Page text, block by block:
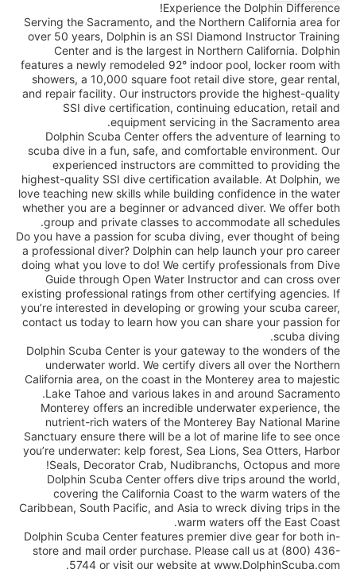
Experience the Dolphin Difference!
Serving the Sacramento, and the Northern California area for
over 50 years, Dolphin is an SSI Diamond Instructor Training
Center and is the largest in Northern California. Dolphin
features a newly remodeled 92° indoor pool, locker room with
showers, a 10,000 square foot retail dive store, gear rental,
and repair facility. Our instructors provide the highest-quality
SSI dive certification, continuing education, retail and
equipment servicing in the Sacramento area.
Dolphin Scuba Center offers the adventure of learning to
scuba dive in a fun, safe, and comfortable environment. Our
experienced instructors are committed to providing the
highest-quality SSI dive certification available. At Dolphin, we
love teaching new skills while building confidence in the water
whether you are a beginner or advanced diver. We offer both
group and private classes to accommodate all schedules.
Do you have a passion for scuba diving, ever thought of being
a professional diver? Dolphin can help launch your pro career
doing what you love to do! We certify professionals from Dive
Guide through Open Water Instructor and can cross over
existing professional ratings from other certifying agencies. If
you’re interested in developing or growing your scuba career,
contact us today to learn how you can share your passion for
scuba diving.
Dolphin Scuba Center is your gateway to the wonders of the
underwater world. We certify divers all over the Northern
California area, on the coast in the Monterey area to majestic
Lake Tahoe and various lakes in and around Sacramento.
Monterey offers an incredible underwater experience, the
nutrient-rich waters of the Monterey Bay National Marine
Sanctuary ensure there will be a lot of marine life to see once
you’re underwater: kelp forest, Sea Lions, Sea Otters, Harbor
Seals, Decorator Crab, Nudibranchs, Octopus and more!
Dolphin Scuba Center offers dive trips around the world,
covering the California Coast to the warm waters of the
Caribbean, South Pacific, and Asia to wreck diving trips in the
warm waters off the East Coast.
Dolphin Scuba Center features premier dive gear for both in-
store and mail order purchase. Please call us at (800) 436-
5744 or visit our website at www.DolphinScuba.com.